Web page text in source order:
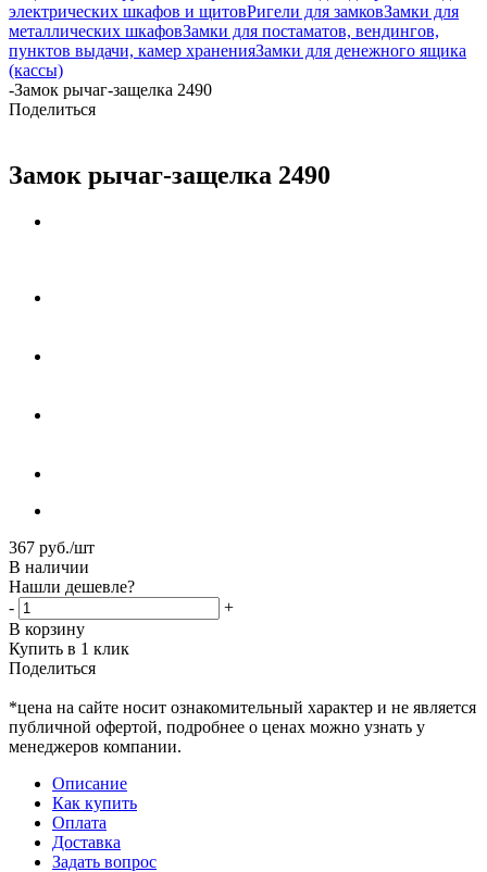
электрических шкафов и щитовРигели для замковЗамки для
металлических шкафовЗамки для постаматов, вендингов,
пунктов выдачи, камер храненияЗамки для денежного ящика
(кассы)
-Замок рычаг-защелка 2490
Поделиться
Замок рычаг-защелка 2490
367 руб./шт
В наличии
Нашли дешевле?
-
+
В корзину
Купить в 1 клик
Поделиться
*цена на сайте носит ознакомительный характер и не является
публичной офертой, подробнее о ценах можно узнать у
менеджеров компании.
Описание
Как купить
Оплата
Доставка
Задать вопрос